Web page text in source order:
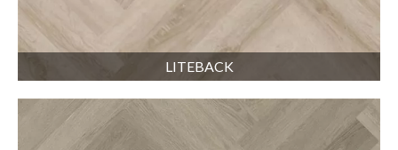
LITEBACK